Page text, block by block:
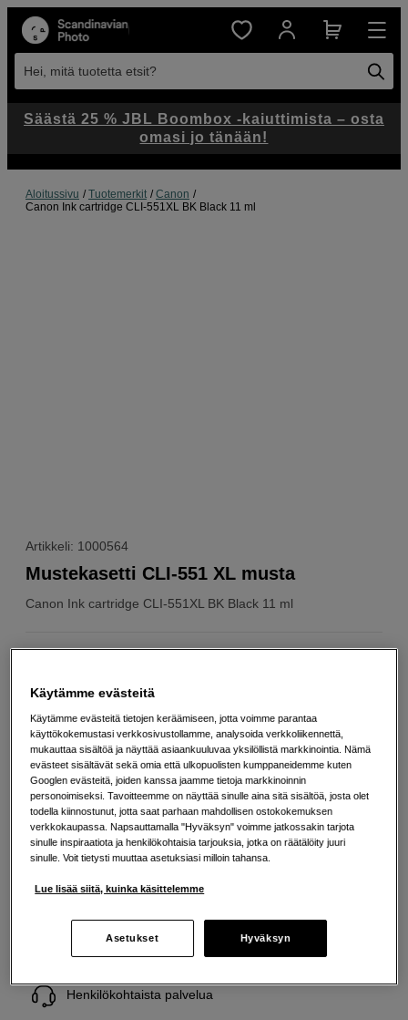
Hei, mitä tuotetta etsit?
Aloitussivu Tuotemerkit
Canon
Canon Ink cartridge CLI-551XL BK Black 11 ml
Artikkeli: 1000564
Canon Ink cartridge CLI-551XL BK Black 11 ml
Mustekasetti CLI-551 XL musta
19 EUR
Maksa heti tai jaa useampaan osamaksuun Lue lisää
Määrä
Lisää ostoskoriin
Ilmainen toimitus yli 200 EUR ostoksille
Osta nyt ja maksa myöhemmin
Henkilökohtaista palvelua
Säästä 25 % JBL Boombox -kaiuttimista – osta
omasi jo tänään!
Käytämme evästeitä
Käytämme evästeitä tietojen keräämiseen, jotta voimme parantaa
käyttökokemustasi verkkosivustollamme, analysoida verkkoliikennettä,
mukauttaa sisältöä ja näyttää asiaankuuluvaa yksilöllistä markkinointia. Nämä
evästeet sisältävät sekä omia että ulkopuolisten kumppaneidemme kuten
Googlen evästeitä, joiden kanssa jaamme tietoja markkinoinnin
personoimiseksi. Tavoitteemme on näyttää sinulle aina sitä sisältöä, josta olet
todella kiinnostunut, jotta saat parhaan mahdollisen ostokokemuksen
verkkokaupassa. Napsauttamalla "Hyväksyn" voimme jatkossakin tarjota
sinulle inspiraatiota ja henkilökohtaisia tarjouksia, jotka on räätälöity juuri
sinulle. Voit tietysti muuttaa asetuksiasi milloin tahansa.
Lue lisää siitä, kuinka käsittelemme
Asetukset Hyväksyn